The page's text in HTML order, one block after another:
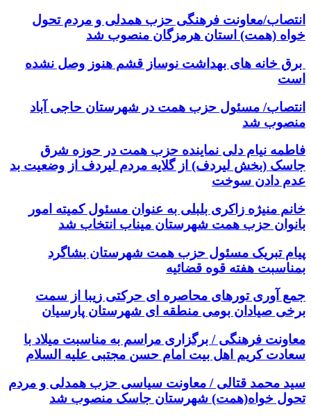
انتصاب/معاونت فرهنگی حزب همدلی و مردم تحول
خواه (همت) استان هرمزگان منصوب شد
برق خانه های بهداشت نوساز قشم هنوز وصل نشده
است
انتصاب/ مسئول حزب همت در شهرستان حاجی آباد
منصوب شد
فاطمه نیام دلی نماینده حزب همت در حوزه شرق
جاسک (بخش لیردف) از گلایه مردم لیردف از وضعیت بد
عدم دادن سوخت
خانم منیژه زاکری بلبلی به عنوان مسئول کمیته امور
بانوان حزب همت شهرستان میناب انتخاب شد
پیام تبریک مسئول حزب همت شهرستان بشاگرد
بمناسبت هفته قوه قضائیه
جمع آوری تورهای محاصره ای حرکتی زیبا از سمت
برخی صیادان بومی منطقه ای شهرستان پارسیان
معاونت فرهنگی / برگزاری مراسم به مناسبت میلاد با
سعادت کریم اهل بیت امام حسن مجتبی علیه السلام
سید محمد قتالی / معاونت سیاسی حزب همدلی و مردم
تحول خواه(همت) شهرستان جاسک منصوب شد